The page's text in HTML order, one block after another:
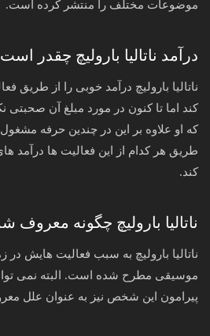
موضوعات مختلف را منتشر کرده است.
درآمد ناتالیا بارولیچ چقدر
ناتالیا بارولیچ درآمد خوبی را از
کند اما تا کنون در مورد مبلغ آن صحبتی
که او علاوه بر این در چندین حرفه
طریق هر کدام از این فعالیت ها درآمد
کند.
ناتالیا بارولیچ چگونه معروف
ناتالیا بارولیچ به سبب فعالیت هایش در
موسیقی مطرح شده است. البته نمی
پیرامون این شخص نیز به عنوان علل